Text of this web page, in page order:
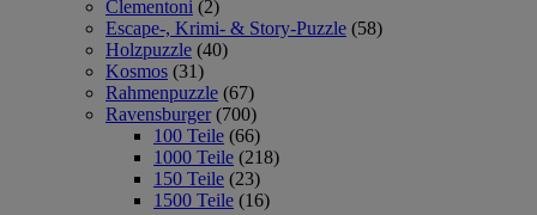
Clementoni (2)
Escape-, Krimi- & Story-Puzzle (58)
Holzpuzzle (40)
Kosmos (31)
Rahmenpuzzle (67)
Ravensburger (700)
100 Teile (66)
1000 Teile (218)
150 Teile (23)
1500 Teile (16)